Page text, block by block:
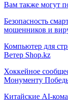
Вам также могут
Безопасность
мошенников и
Компьютер для
Ветер Shop.kz
Хоккейное
Монументу
Китайские AI-